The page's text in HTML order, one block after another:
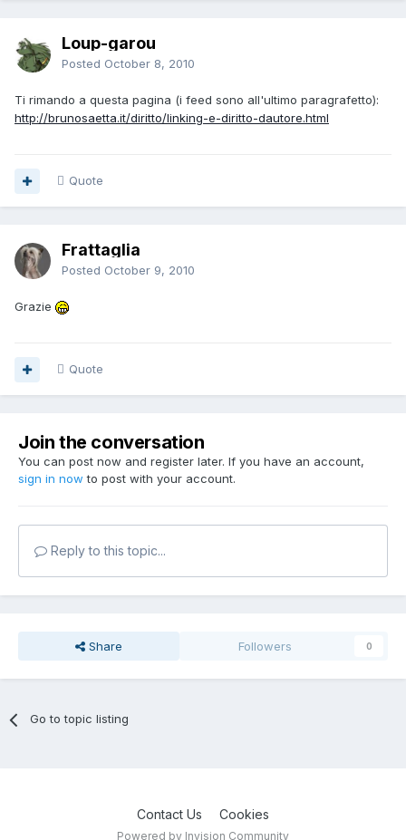
Loup-garou
Posted October 8, 2010
Ti rimando a questa pagina (i feed sono all'ultimo paragrafetto):
http://brunosaetta.it/diritto/linking-e-diritto-dautore.html
Quote
Frattaglia
Posted October 9, 2010
Grazie
Quote
Join the conversation
You can post now and register later. If you have an account,
sign in now to post with your account.
Reply to this topic...
Share Followers 0
Go to topic listing
Contact Us Cookies
Powered by Invision Community